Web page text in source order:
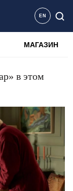
EN
МАГАЗИН
в этом